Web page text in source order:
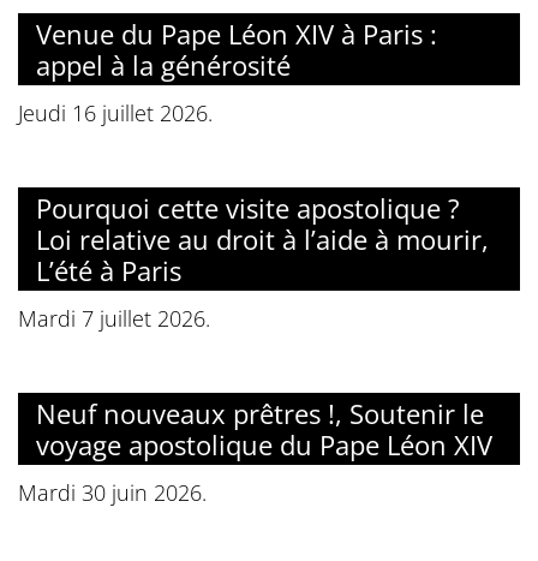
Venue du Pape Léon XIV à Paris :
appel à la générosité
Jeudi 16 juillet 2026.
Pourquoi cette visite apostolique ?
Loi relative au droit à l’aide à mourir,
L’été à Paris
Mardi 7 juillet 2026.
Neuf nouveaux prêtres !, Soutenir le
voyage apostolique du Pape Léon XIV
Mardi 30 juin 2026.